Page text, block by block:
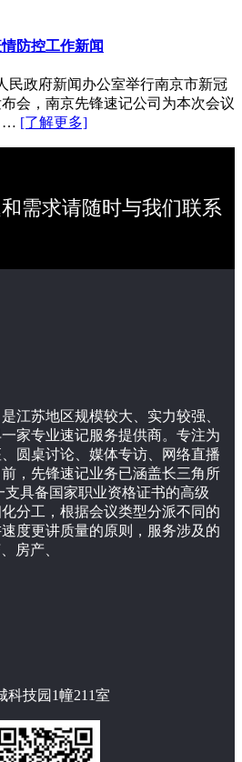
防控工作新闻
民政府新闻办公室举行南京市新冠
会，南京先锋速记公司为本次会议
… [了解更多]
需求请随时与我们联系
江苏地区规模较大、实力较强、
家专业速记服务提供商。专注为
圆桌讨论、媒体专访、网络直播
，先锋速记业务已涵盖长三角所
具备国家职业资格证书的高级
分工，根据会议类型分派不同的
度更讲质量的原则，服务涉及的
房产、
科技园1幢211室